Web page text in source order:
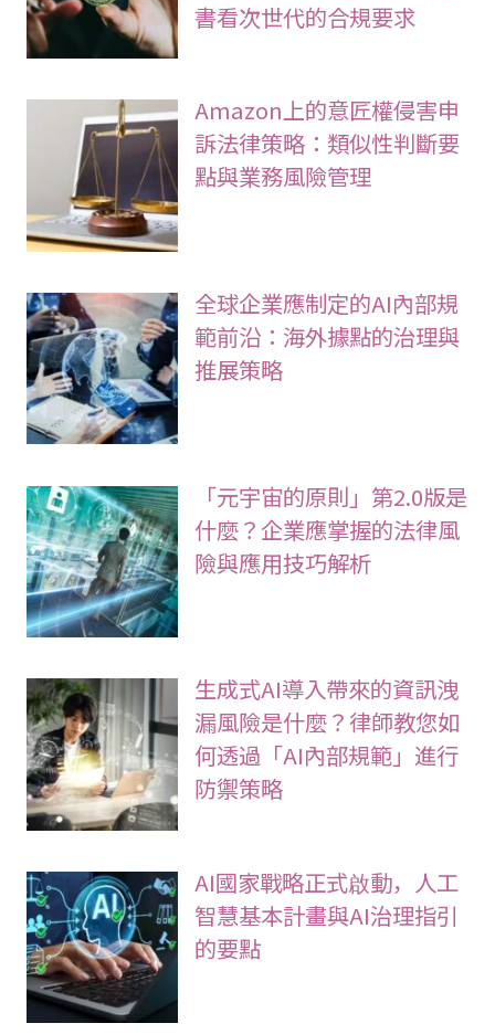
書看次世代的合規要求
Amazon上的意匠權侵害申
訴法律策略：類似性判斷要
點與業務風險管理
全球企業應制定的AI內部規
範前沿：海外據點的治理與
推展策略
「元宇宙的原則」第2.0版是
什麼？企業應掌握的法律風
險與應用技巧解析
生成式AI導入帶來的資訊洩
漏風險是什麼？律師教您如
何透過「AI內部規範」進行
防禦策略
AI國家戰略正式啟動，人工
智慧基本計畫與AI治理指引
的要點